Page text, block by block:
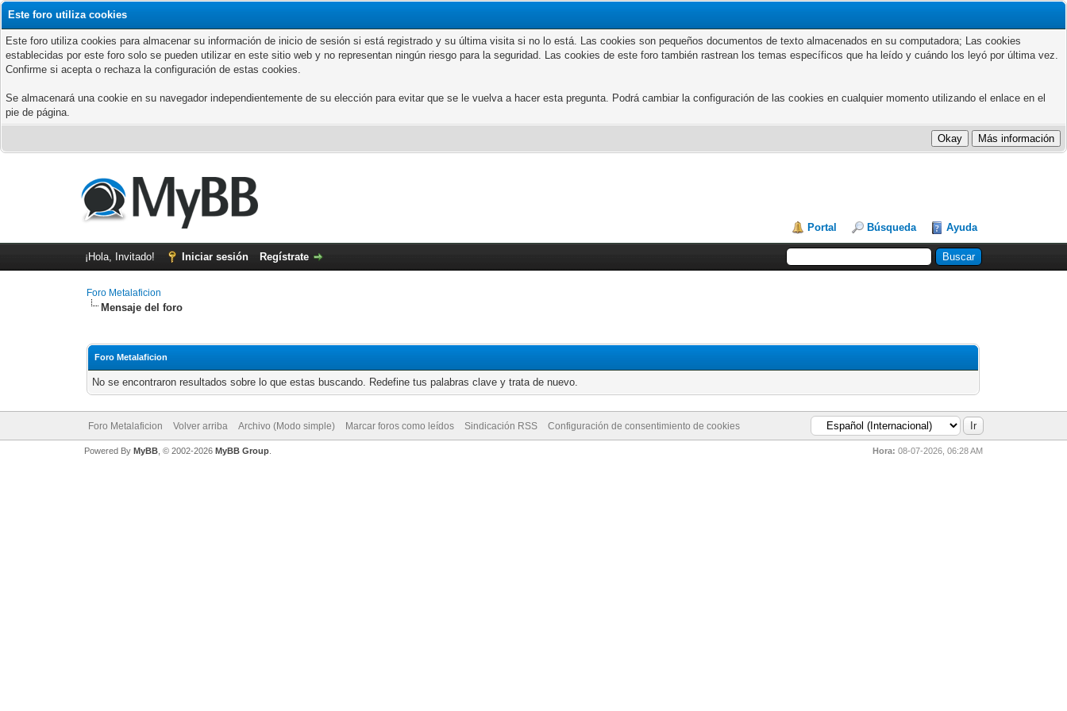
Este foro utiliza cookies
Este foro utiliza cookies para almacenar su información de inicio de sesión si está registrado y su última visita si no lo está. Las cookies son pequeños documentos de texto almacenados en su computadora; Las cookies
establecidas por este foro solo se pueden utilizar en este sitio web y no representan ningún riesgo para la seguridad. Las cookies de este foro también rastrean los temas específicos que ha leído y cuándo los leyó por última vez.
Confirme si acepta o rechaza la configuración de estas cookies.
Se almacenará una cookie en su navegador independientemente de su elección para evitar que se le vuelva a hacer esta pregunta. Podrá cambiar la configuración de las cookies en cualquier momento utilizando el enlace en el
pie de página.
Portal Búsqueda Ayuda
¡Hola, Invitado! Iniciar sesión Regístrate
Foro Metalaficion
Mensaje del foro
Foro Metalaficion
No se encontraron resultados sobre lo que estas buscando. Redefine tus palabras clave y trata de nuevo.
Foro Metalaficion Volver arriba Archivo (Modo simple) Marcar foros como leídos Sindicación RSS Configuración de consentimiento de cookies
Hora: 08-07-2026, 06:28 AM
Powered By MyBB, © 2002-2026 MyBB Group.